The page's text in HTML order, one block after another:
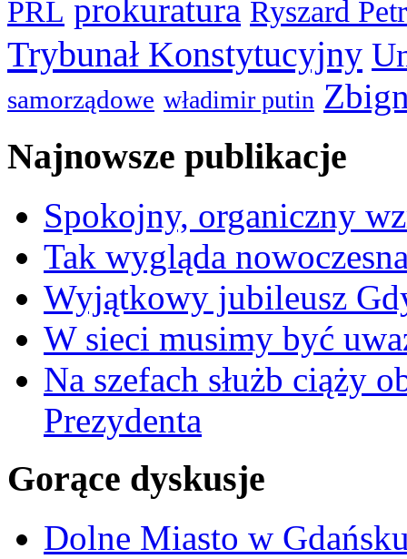
PRL prokuratura Ryszard
Trybunał Konstytucyjny
samorządowe władimir putin
Najnowsze publikacje
Spokojny, organiczny
Tak wygląda
Wyjątkowy jubileusz
W sieci musimy być
Na szefach służb ciąży
Prezydenta
Gorące dyskusje
Dolne Miasto w